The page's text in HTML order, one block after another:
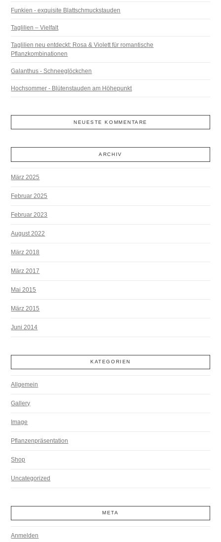
Funkien - exquisite Blattschmuckstauden
Taglilien – Vielfalt
Taglilien neu entdeckt: Rosa & Violett für romantische
Pflanzkombinationen
Galanthus - Schneeglöckchen
Hochsommer - Blütenstauden am Höhepunkt
NEUESTE KOMMENTARE
ARCHIV
März 2025
Februar 2025
Februar 2023
August 2022
März 2018
März 2017
Mai 2015
März 2015
Juni 2014
KATEGORIEN
Allgemein
Gallery
Image
Pflanzenpräsentation
Shop
Uncategorized
META
Anmelden